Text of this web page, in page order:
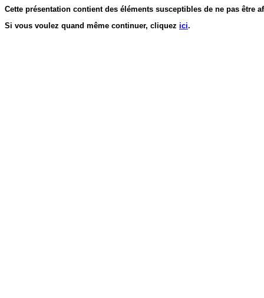
Cette présentation contient des éléments susceptibles de ne pas être
Si vous voulez quand même continuer, cliquez ici.